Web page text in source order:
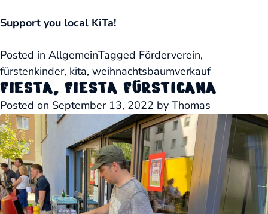
Support you local KiTa!
Posted in AllgemeinTagged Förderverein,
fürstenkinder, kita, weihnachtsbaumverkauf
FIESTA, FIESTA FÜRSTICANA
Posted on September 13, 2022 by Thomas